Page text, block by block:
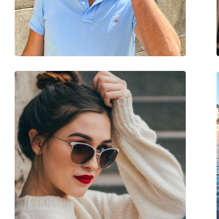
Poids:
100 g
Plaquettes de nez ajustables:
Oui
Accessoires
Étui:
Oui
Tissu de nettoyage:
Oui
Autres
Sexe:
Catégorie:
Lunettes de soleil
Marque:
David Beckham
Utilisation:
Mode
Code:
DB 7049/G/S J5G